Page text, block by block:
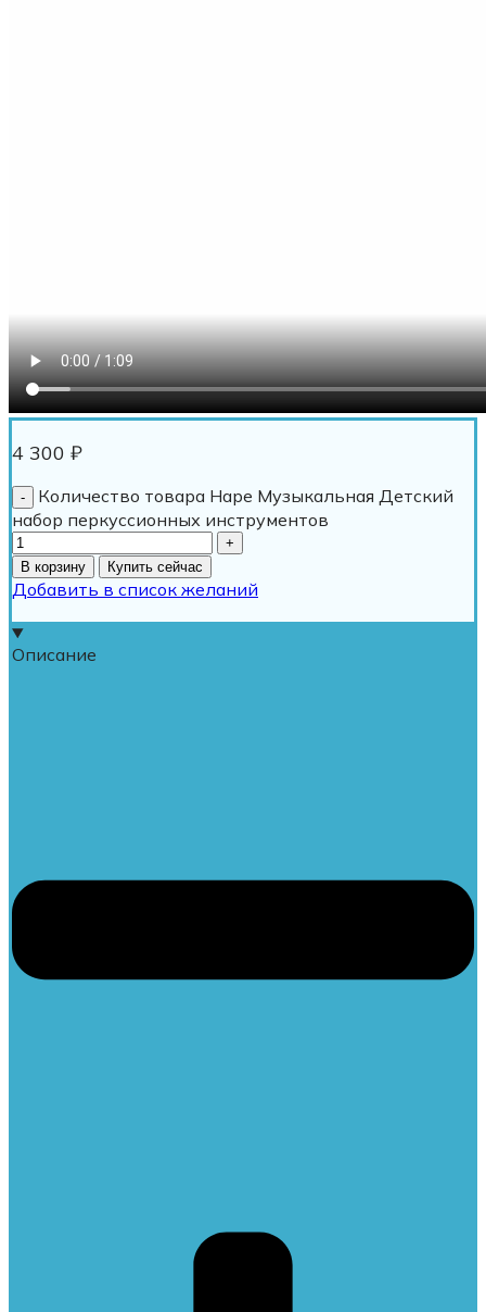
4 300 ₽
Количество товара Hape Музыкальная Детский
набор перкуссионных инструментов
В корзину Купить сейчас
Добавить в список желаний
Описание